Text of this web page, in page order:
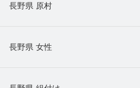
長野県 原村
長野県 女性